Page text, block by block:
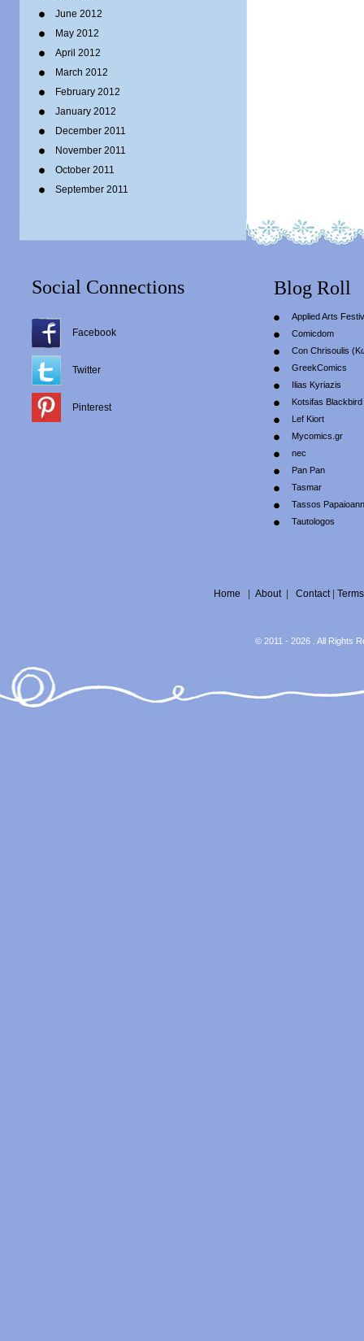
June 2012
May 2012
April 2012
March 2012
February 2012
January 2012
December 2011
November 2011
October 2011
September 2011
Social Connections
Facebook
Twitter
Pinterest
Blog Roll
Applied Arts
Comicdom
Con Chrisoulis
GreekComics
Ilias Kyriazis
Kotsifas Blackbird
Lef Kiort
Mycomics.gr
nec
Pan Pan
Tasmar
Tassos
Tautologos
Home About| Contact| Terms
© 2011 - 2026 . All Rights